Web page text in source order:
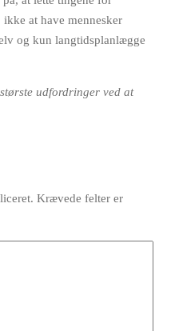
at have mennesker
og kun langtidsplanlægge
udfordringer ved at
Krævede felter er